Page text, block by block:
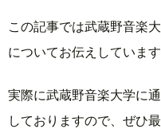
この記事では武蔵野音楽
についてお伝えしています
実際に武蔵野音楽大学に
しておりますので、ぜひ